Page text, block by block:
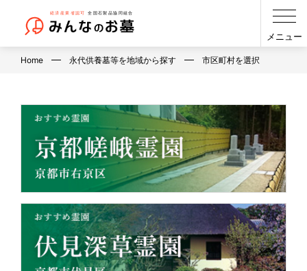
メニュー
Home 永代供養墓等を地域から探す 市区町村を選択